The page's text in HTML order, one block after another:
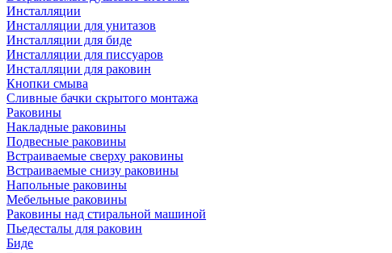
Инсталляции
Инсталляции для унитазов
Инсталляции для биде
Инсталляции для писсуаров
Инсталляции для раковин
Кнопки смыва
Сливные бачки скрытого монтажа
Раковины
Накладные раковины
Подвесные раковины
Встраиваемые сверху раковины
Встраиваемые снизу раковины
Напольные раковины
Мебельные раковины
Раковины над стиральной машиной
Пьедесталы для раковин
Биде